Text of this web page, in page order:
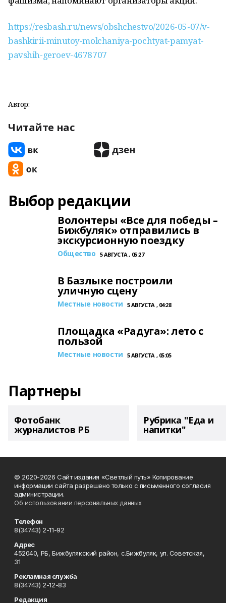
https://resbash.ru/news/obshchestvo/2026-05-07/v-
bashkirii-minutoy-molchaniya-pochtyat-pamyat-
pavshih-geroev-4678707
Автор:
Читайте нас
Выбор редакции
Волонтеры «Все для победы –
Бижбуляк» отправились в
экскурсионную поездку
Общество 5 АВГУСТА , 05:27
В Базлыке построили
уличную сцену
Местные новости 5 АВГУСТА , 04:28
Площадка «Радуга»: лето с
пользой
Местные новости 5 АВГУСТА , 05:05
Партнеры
Фотобанк
журналистов РБ
Рубрика "Еда и
напитки"
© 2020-2026 Сайт издания «Светлый путь» Копирование
информации сайта разрешено только с письменного согласия
администрации.
Об использовании персональных данных
Телефон
8(34743) 2-11-92
Адрес
452040, РБ, Бижбулякский район, с.Бижбуляк, ул. Советская,
31
Рекламная служба
8(34743) 2-12-83
Редакция